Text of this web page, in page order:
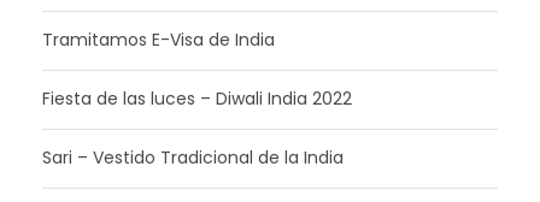
Tramitamos E-Visa de India
Fiesta de las luces – Diwali India 2022
Sari – Vestido Tradicional de la India